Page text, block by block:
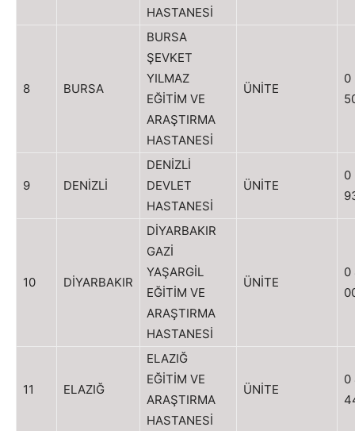
HASTANESİ
8 BURSA
BURSA
ŞEVKET
YILMAZ
EĞİTİM VE
ARAŞTIRMA
HASTANESİ
ÜNİTE
0
9 DENİZLİ
DENİZLİ
DEVLET
HASTANESİ
ÜNİTE
0
10 DİYARBAKIR
DİYARBAKIR
GAZİ
YAŞARGİL
EĞİTİM VE
ARAŞTIRMA
HASTANESİ
ÜNİTE
0
11 ELAZIĞ
ELAZIĞ
EĞİTİM VE
ARAŞTIRMA
HASTANESİ
ÜNİTE
0